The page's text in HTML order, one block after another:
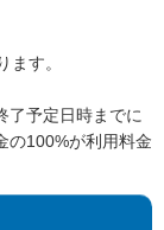
す。
了予定日時までに
の100%が利用料金